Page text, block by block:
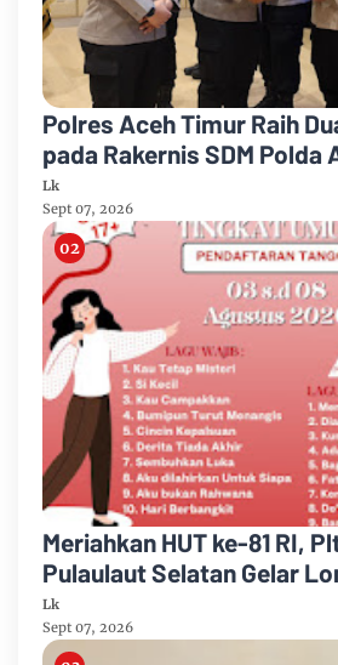
Polres Aceh Timur Raih
pada Rakernis SDM Polda
Lk
Sept 07, 2026
Meriahkan HUT ke-81 RI,
Pulaulaut Selatan Gelar
untuk Masyarakat Umum
Lk
Sept 07, 2026